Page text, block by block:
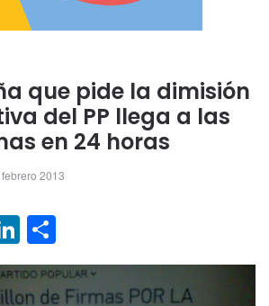
que pide la dimisión
del PP llega a las
en 24 horas
febrero 2013
LinkedIn